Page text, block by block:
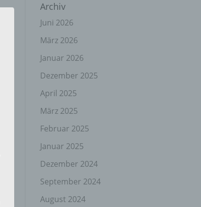
Archiv
Juni 2026
März 2026
Januar 2026
Dezember 2025
April 2025
März 2025
Februar 2025
Januar 2025
Dezember 2024
September 2024
August 2024